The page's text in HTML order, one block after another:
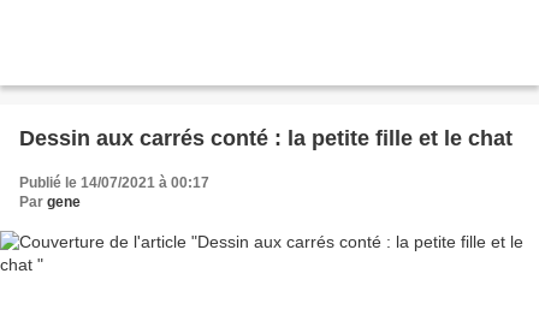
Dessin aux carrés conté : la petite fille et le chat
Publié le 14/07/2021 à 00:17
Par gene